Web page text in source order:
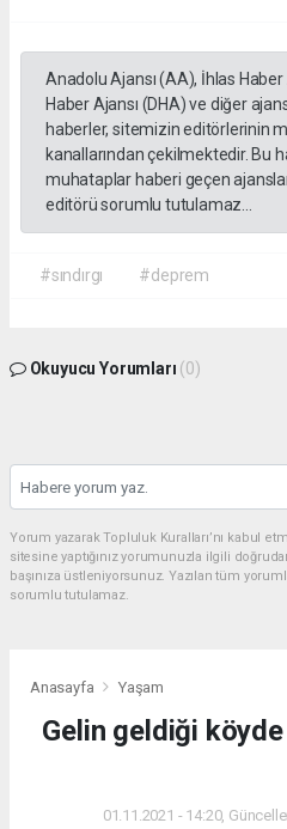
Anadolu Ajansı (AA), İhlas
Haber Ajansı (DHA) ve diğer
haberler, sitemizin editörlerinin
kanallarından çekilmektedir. Bu
muhataplar haberi geçen
editörü sorumlu tutulamaz...
#sındırgı #deprem
Okuyucu Yorumları (0)
Yorum yazarak Topluluk Kuralları’nı kabul
sitesine yaptığınız yorumunuzla ilgili
başınıza üstleniyorsunuz. Yazılan tüm
sorumlu tutulamaz.
Anasayfa Yaşam
Gelin geldiği
01.11.2021 - 14:20,